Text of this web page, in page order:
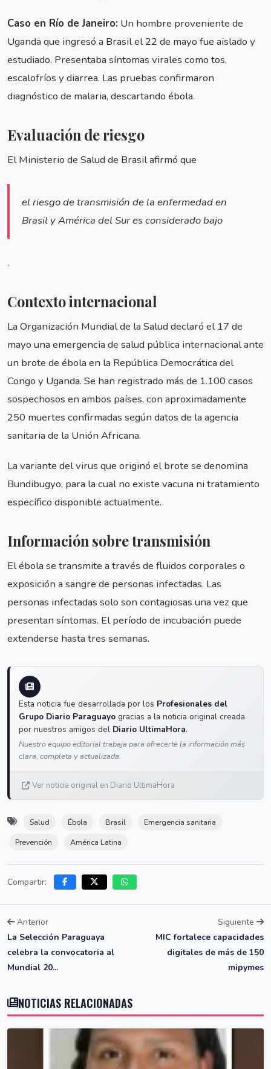
Caso en Río de Janeiro: Un hombre proveniente de
Uganda que ingresó a Brasil el 22 de mayo fue aislado y
estudiado. Presentaba síntomas virales como tos,
escalofríos y diarrea. Las pruebas confirmaron
diagnóstico de malaria, descartando ébola.
Evaluación de riesgo
El Ministerio de Salud de Brasil afirmó que
el riesgo de transmisión de la enfermedad en
Brasil y América del Sur es considerado bajo
.
Contexto internacional
La Organización Mundial de la Salud declaró el 17 de
mayo una emergencia de salud pública internacional ante
un brote de ébola en la República Democrática del
Congo y Uganda. Se han registrado más de 1.100 casos
sospechosos en ambos países, con aproximadamente
250 muertes confirmadas según datos de la agencia
sanitaria de la Unión Africana.
La variante del virus que originó el brote se denomina
Bundibugyo, para la cual no existe vacuna ni tratamiento
específico disponible actualmente.
Información sobre transmisión
El ébola se transmite a través de fluidos corporales o
exposición a sangre de personas infectadas. Las
personas infectadas solo son contagiosas una vez que
presentan síntomas. El período de incubación puede
extenderse hasta tres semanas.
Esta noticia fue desarrollada por los Profesionales del
Grupo Diario Paraguayo gracias a la noticia original creada
por nuestros amigos del Diario UltimaHora.
Nuestro equipo editorial trabaja para ofrecerte la información más
clara, completa y actualizada.
Ver noticia original en Diario UltimaHora
Salud Ébola Brasil
Emergencia sanitaria
Prevención
América Latina
Compartir:
Anterior
La Selección Paraguaya
celebra la convocatoria al
Mundial 20...
Siguiente
MIC fortalece capacidades
digitales de más de 150
mipymes
NOTICIAS RELACIONADAS